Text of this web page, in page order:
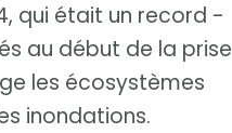
qui était un record -
au début de la prise
les écosystèmes
inondations.